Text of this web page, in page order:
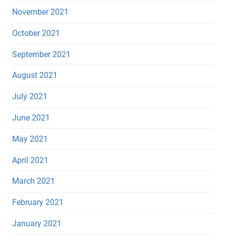
November 2021
October 2021
September 2021
August 2021
July 2021
June 2021
May 2021
April 2021
March 2021
February 2021
January 2021